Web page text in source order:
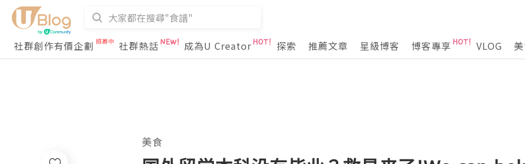
社群創作有價企劃 社群熱話 成為U Creator 探索 推薦文章 星級博客 博客專享 VLOG
美食